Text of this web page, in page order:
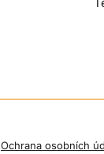
Ochrana osobních